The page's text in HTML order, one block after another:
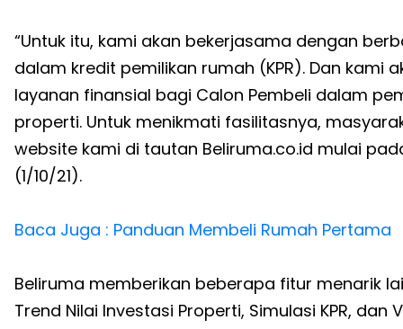
“Untuk itu, kami akan bekerjasama dengan
dalam kredit pemilikan rumah (KPR). Dan kami
layanan finansial bagi Calon Pembeli dalam
properti. Untuk menikmati fasilitasnya,
website kami di tautan Beliruma.co.id mulai
(1/10/21).
Baca Juga : Panduan Membeli Rumah Pertama
Beliruma memberikan beberapa fitur menarik
Trend Nilai Investasi Properti, Simulasi KPR, dan